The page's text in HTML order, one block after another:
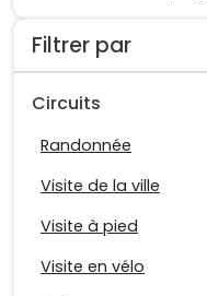
Filtrer par
Circuits
Randonnée
Visite de la ville
Visite à pied
Visite en vélo